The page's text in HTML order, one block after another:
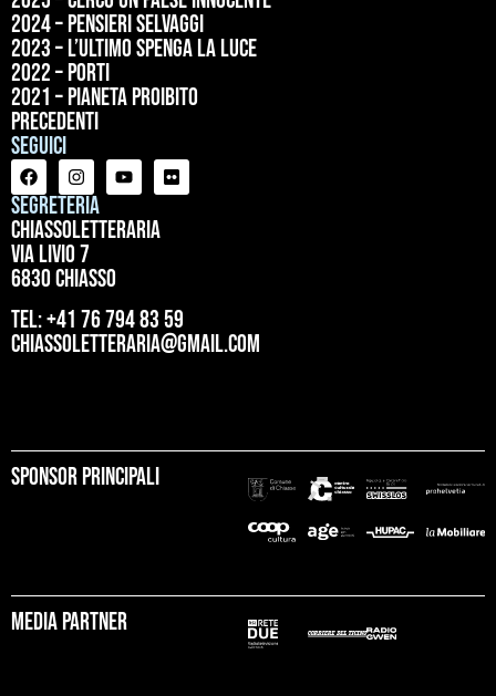
2024 – Pensieri selvaggi
2023 – L’ultimo spenga la luce
2022 – Porti
2021 – Pianeta proibito
precedenti
Seguici
Segreteria
ChiassoLetteraria
Via Livio 7
6830 Chiasso
tel: +41 76 794 83 59
chiassoletteraria@gmail.com
Sponsor principali
Media partner